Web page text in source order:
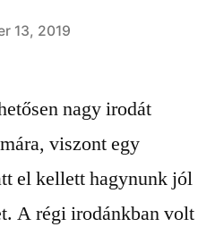
13, 2019
nagy irodát
viszont egy
el kellett hagynunk jól
A régi irodánkban volt